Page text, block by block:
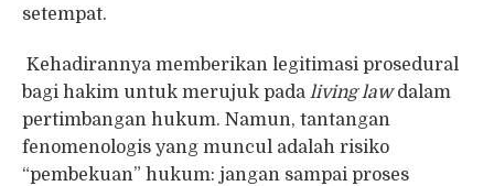
setempat.
Kehadirannya memberikan legitimasi prosedural
bagi hakim untuk merujuk pada living lawdalam
pertimbangan hukum. Namun, tantangan
fenomenologis yang muncul adalah risiko
“pembekuan” hukum: jangan sampai proses